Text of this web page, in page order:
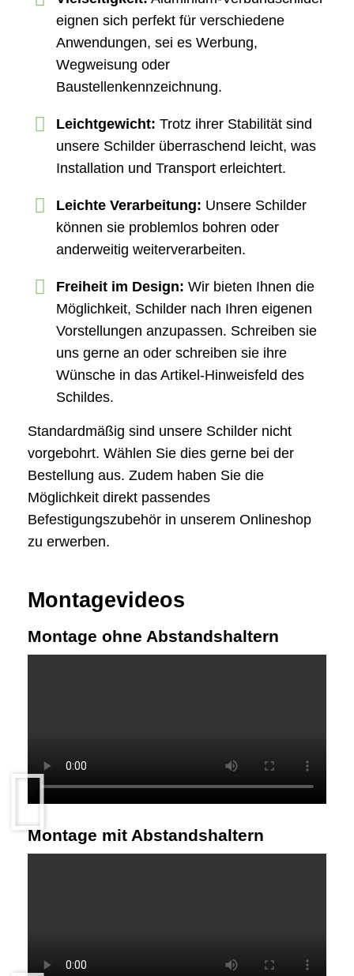
eignen sich perfekt für verschiedene
Anwendungen, sei es Werbung,
Wegweisung oder
Baustellenkennzeichnung.
Leichtgewicht:Trotz ihrer Stabilität sind
unsere Schilder überraschend leicht, was
Installation und Transport erleichtert.
Leichte Verarbeitung: Unsere Schilder
können sie problemlos bohren oder
anderweitig weiterverarbeiten.
Freiheit im Design:Wir bieten Ihnen die
Möglichkeit, Schilder nach Ihren eigenen
Vorstellungen anzupassen. Schreiben sie
uns gerne an oder schreiben sie ihre
Wünsche in das Artikel-Hinweisfeld des
Schildes.
Standardmäßig sind unsere Schilder nicht
vorgebohrt. Wählen Sie dies gerne bei der
Bestellung aus. Zudem haben Sie die
Möglichkeit direkt passendes
Befestigungszubehör in unserem Onlineshop
zu erwerben.
Montagevideos
Montage ohne Abstandshaltern
Montage mit Abstandshaltern